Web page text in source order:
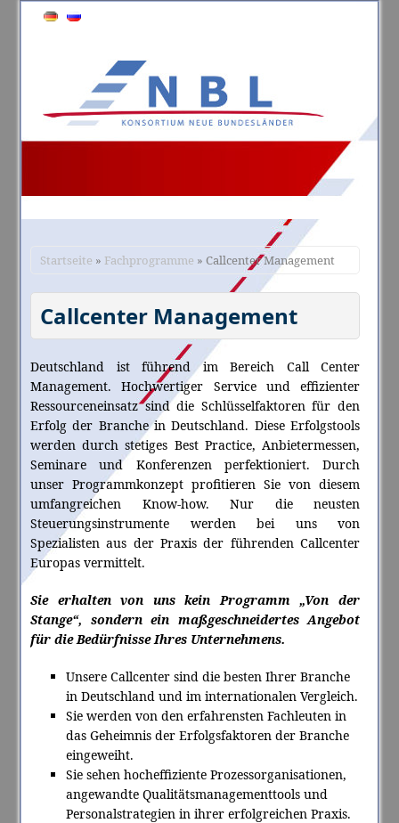
Startseite » Fachprogramme » Callcenter Management
Callcenter Management
Deutschland ist führend im Bereich Call Center
Management. Hochwertiger Service und effizienter
Ressourceneinsatz sind die Schlüsselfaktoren für den
Erfolg der Branche in Deutschland. Diese Erfolgstools
werden durch stetiges Best Practice, Anbietermessen,
Seminare und Konferenzen perfektioniert. Durch
unser Programmkonzept profitieren Sie von diesem
umfangreichen Know-how. Nur die neusten
Steuerungsinstrumente werden bei uns von
Spezialisten aus der Praxis der führenden Callcenter
Europas vermittelt.
Sie erhalten von uns kein Programm „Von der
Stange“, sondern ein maßgeschneidertes Angebot
für die Bedürfnisse Ihres Unternehmens.
Unsere Callcenter sind die besten Ihrer Branche
in Deutschland und im internationalen Vergleich.
Sie werden von den erfahrensten Fachleuten in
das Geheimnis der Erfolgsfaktoren der Branche
eingeweiht.
Sie sehen hocheffiziente Prozessorganisationen,
angewandte Qualitätsmanagementtools und
Personalstrategien in ihrer erfolgreichen Praxis.